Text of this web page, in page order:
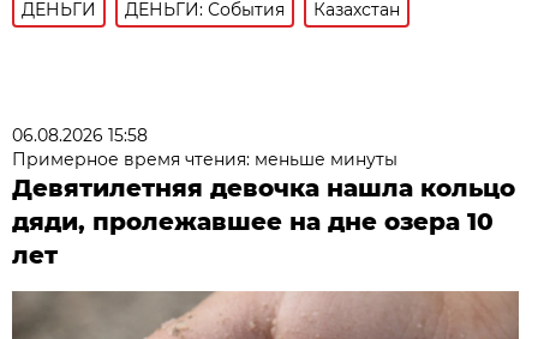
ДЕНЬГИ ДЕНЬГИ: События Казахстан
06.08.2026 15:58
Примерное время чтения: меньше минуты
Девятилетняя девочка нашла кольцо
дяди, пролежавшее на дне озера 10
лет